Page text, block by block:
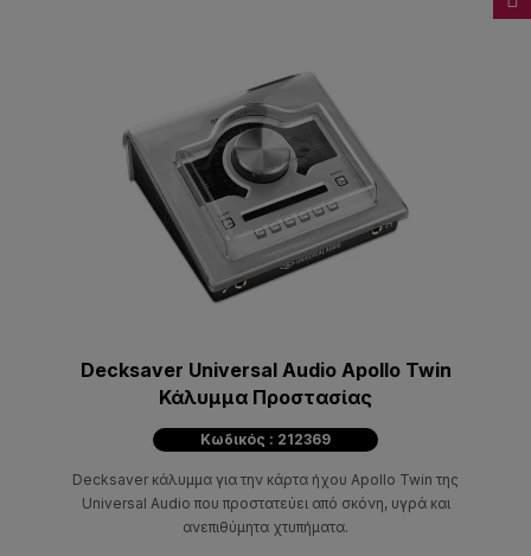
Decksaver Universal Audio Apollo Twin
Κάλυμμα Προστασίας
Κωδικός : 212369
Decksaver κάλυμμα για την κάρτα ήχου Apollo Twin της
Universal Audio που προστατεύει από σκόνη, υγρά και
ανεπιθύμητα χτυπήματα.